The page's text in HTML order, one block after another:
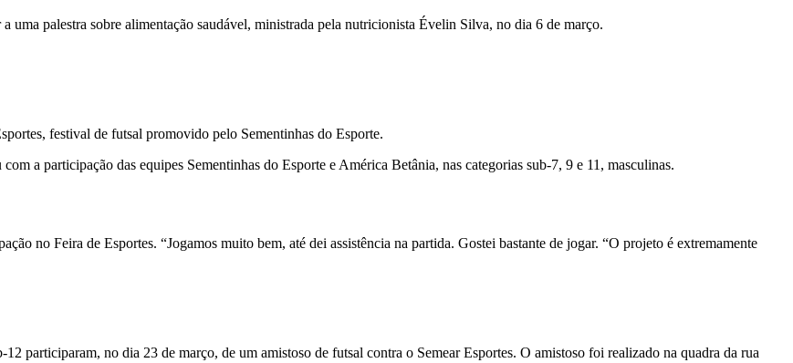
uma palestra sobre alimentação saudável, ministrada pela nutricionista Évelin Silva, no dia 6 de março.
festival de futsal promovido pelo Sementinhas do Esporte.
a participação das equipes Sementinhas do Esporte e América Betânia, nas categorias sub-7, 9 e 11, masculinas.
no Feira de Esportes. “Jogamos muito bem, até dei assistência na partida. Gostei bastante de jogar. “O projeto é extremamente
participaram, no dia 23 de março, de um amistoso de futsal contra o Semear Esportes. O amistoso foi realizado na quadra da rua